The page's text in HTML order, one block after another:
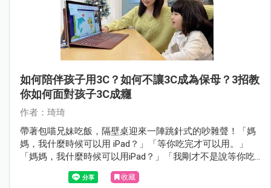
如何陪伴孩子用3C？如何不讓3C成為保母？3招教
你如何面對孩子3C成癮
作者：琦琦
帶著包喵兄妹吃飯，隔壁桌迎來一陣跳針式的吵雜聲！「媽
媽，我什麼時候可以用 iPad？」「等你吃完才可以用。」
「媽媽，我什麼時候可以用iPad？」「我剛才不是說等你吃
完才可以用嗎？」「媽媽，我……」，就這樣約莫 10 歲大的
男孩不斷跳針式的詢問，彷彿多問幾次媽媽就會心軟答應般
收藏